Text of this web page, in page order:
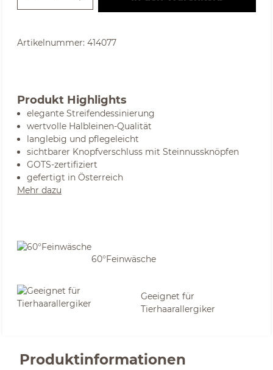
Artikelnummer: 414077
Produkt Highlights
elegante Streifendessinierung
wertvolle Halbleinen-Qualität
langlebig und pflegeleicht
sichtbarer Knopfverschluss mit Steinnussknöpfen
GOTS-zertifiziert
gefertigt in Österreich
Mehr dazu
60°Feinwäsche
Geeignet für
Tierhaarallergiker
Produktinformationen